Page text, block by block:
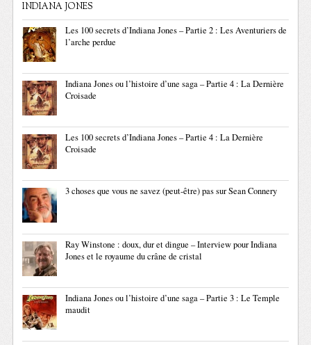
INDIANA JONES
Les 100 secrets d’Indiana Jones – Partie 2 : Les Aventuriers de
l’arche perdue
Indiana Jones ou l’histoire d’une saga – Partie 4 : La Dernière
Croisade
Les 100 secrets d’Indiana Jones – Partie 4 : La Dernière
Croisade
3 choses que vous ne savez (peut-être) pas sur Sean Connery
Ray Winstone : doux, dur et dingue – Interview pour Indiana
Jones et le royaume du crâne de cristal
Indiana Jones ou l’histoire d’une saga – Partie 3 : Le Temple
maudit